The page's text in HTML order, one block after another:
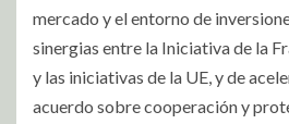
mercado y el entorno de
sinergias entre la Iniciativa de la
y las iniciativas de la UE, y de
acuerdo sobre cooperación y